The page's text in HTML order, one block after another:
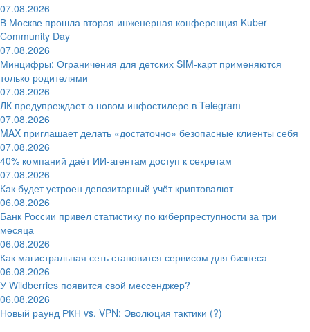
07.08.2026
В Москве прошла вторая инженерная конференция Kuber
Community Day
07.08.2026
Минцифры: Ограничения для детских SIM-карт применяются
только родителями
07.08.2026
ЛК предупреждает о новом инфостилере в Telegram
07.08.2026
MAX приглашает делать «достаточно» безопасные клиенты себя
07.08.2026
40% компаний даёт ИИ‑агентам доступ к секретам
07.08.2026
Как будет устроен депозитарный учёт криптовалют
06.08.2026
Банк России привёл статистику по киберпреступности за три
месяца
06.08.2026
Как магистральная сеть становится сервисом для бизнеса
06.08.2026
У Wildberries появится свой мессенджер?
06.08.2026
Новый раунд РКН vs. VPN: Эволюция тактики (?)